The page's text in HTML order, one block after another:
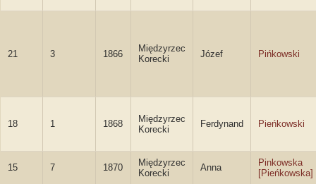
21 3 1866
Międzyrzec
Korecki
Józef Pińkowski
18 1 1868
Międzyrzec
Korecki
Ferdynand Pieńkowski
15 7 1870
Międzyrzec
Korecki
Anna
Pinkowska
[Pieńkowska]